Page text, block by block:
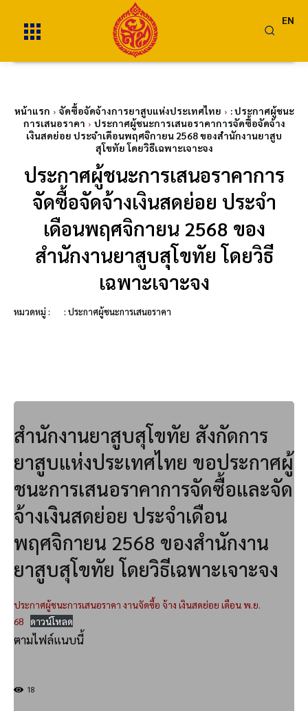
EN
หน้าแรก จัดซื้อจัดจ้างการยาสูบแห่งประเทศไทย
: ประกาศผู้ชนะ
การเสนอราคา
ประกาศผู้ชนะการเสนอราคาการจัดซื้อจัดจ้าง
เงินสดย่อย ประจำเดือนพฤศจิกายน 2568 ของสำนักงานยาสูบ
สุโขทัย โดยวิธีเฉพาะเจาะจง
ประกาศผู้ชนะการเสนอราคาการ
จัดซื้อจัดจ้างเงินสดย่อย ประจำ
เดือนพฤศจิกายน 2568 ของ
สำนักงานยาสูบสุโขทัย โดยวิธี
เฉพาะเจาะจง
หมวดหมู่ : : ประกาศผู้ชนะการเสนอราคา
สำนักงานยาสูบสุโขทัย สังกัดการ
ยาสูบแห่งประเทศไทย ขอประกาศผู้
ชนะการเสนอราคาการจัดซื้อและจัด
จ้างเงินสดย่อย ประจำเดือน
พฤศจิกายน 2568 ของสำนักงาน
ยาสูบสุโขทัย โดยวิธีเฉพาะเจาะจง
ประกาศผู้ชนะการเสนอราคา งานจัดซื้อ จ้าง เงินสดย่อย เดือน พ.ย.
68
ดาวน์โหลด
ตามไฟล์แนบนี้
18